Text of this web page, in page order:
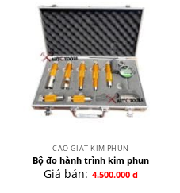
CAO GIẬT KIM PHUN
Bộ đo hành trình kim phun
Giá bán: 4.500.000 ₫